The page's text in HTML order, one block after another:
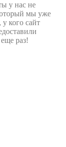
у нас не
мы уже
кого сайт
раз!